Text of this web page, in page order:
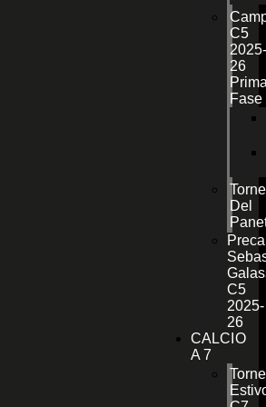
C5
2025-
26
Fase
Del
C5
2025-
26
CALCIO
A 7